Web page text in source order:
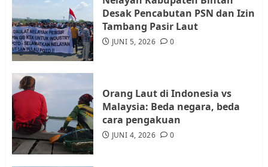
4
Warga Rempang Ajukan
Audiensi dengan Wali Kota
Tim Advokasi Desak BP Batam
Berhenti Merampas Tanah
Desak Pencabutan PSN dan Izin
Tambang Pasir Laut
JUNI 5, 2026 0
Orang Laut di Indonesia vs
Malaysia: Beda negara, beda
cara pengakuan
JUNI 4, 2026 0